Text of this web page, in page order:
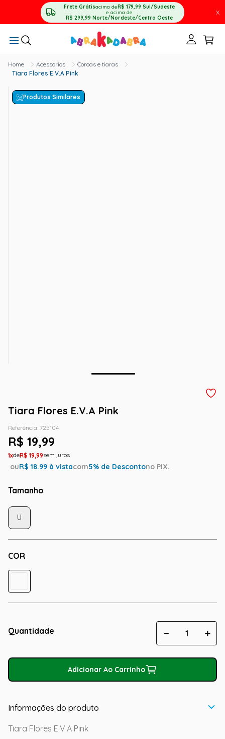
Frete Grátisacima deR$ 179,99 Sul/Sudeste
e acima de
R$ 299,99 Norte/Nordeste/Centro Oeste
X
Acessórios
Coroas e tiaras
Tiara Flores E.V.A Pink
Produtos Similares
Tiara Flores E.V.A Pink
Referência: 725104
R$ 19,99
1 R$ 19,99
ouR$ 18.99 à vistacom5% de Descontono PIX.
Tamanho
COR
U
Quantidade ＋
－
Adicionar Ao Carrinho
Informações do produto
Tiara Flores E.V.A Pink